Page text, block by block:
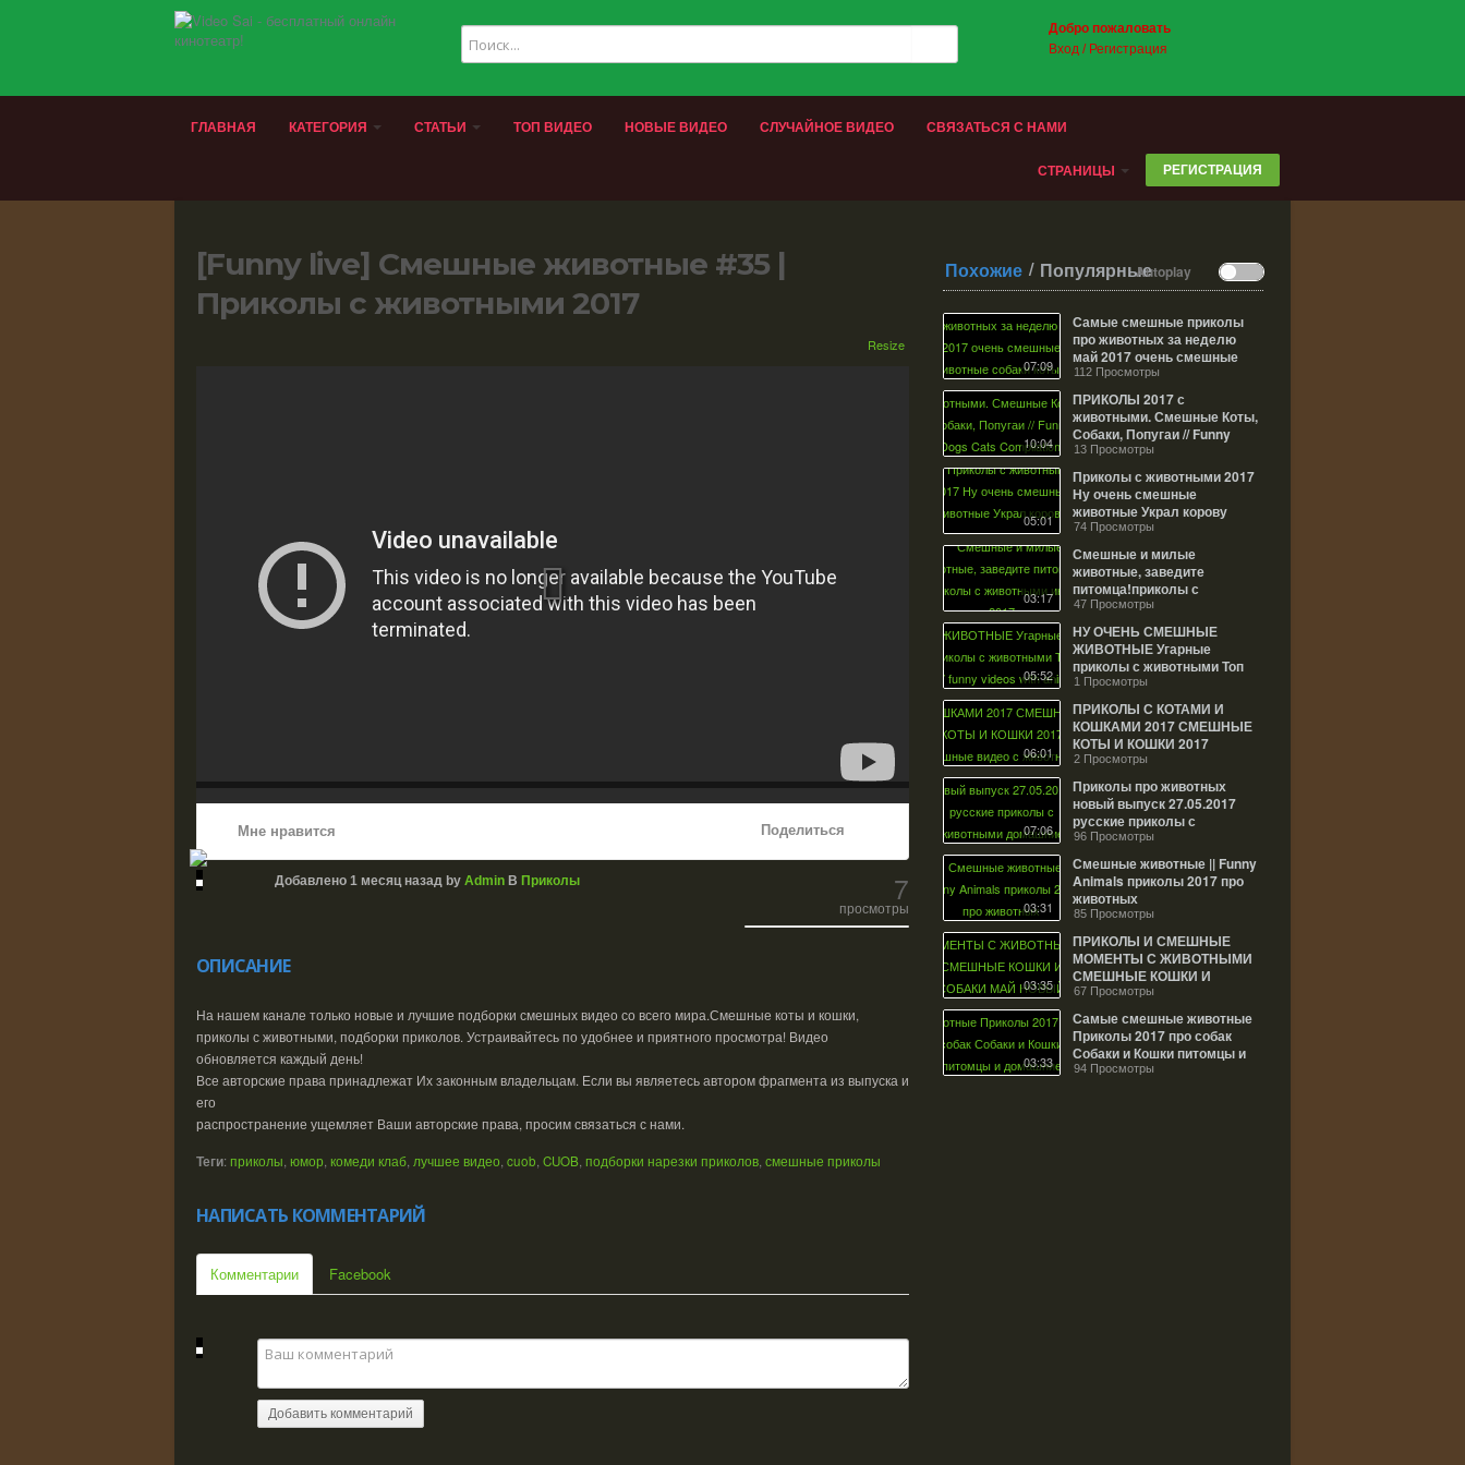
Добро пожаловать
Вход/ Регистрация
ГЛАВНАЯ КАТЕГОРИЯ СТАТЬИ ТОП ВИДЕО НОВЫЕ ВИДЕО СЛУЧАЙНОЕ ВИДЕО СВЯЗАТЬСЯ С НАМИ
СТРАНИЦЫ РЕГИСТРАЦИЯ
[Funny live] Смешные животные #35 |
Приколы с животными 2017
Resize
Мне нравится Поделиться
Добавлено 1 месяц назадby AdminВ Приколы 7
просмотры
ОПИСАНИЕ
На нашем канале только новые и лучшие подборки смешных видео со всего мира.Смешные коты и кошки,
приколы с животными, подборки приколов. Устраивайтесь по удобнее и приятного просмотра! Видео
обновляется каждый день!
Все авторские права принадлежат Их законным владельцам. Если вы являетесь автором фрагмента из выпуска и
его
распространение ущемляет Ваши авторские права, просим связаться с нами.
Теги: приколы юмор комеди клаб лучшее видео cuob CUOB подборки нарезки приколов смешные приколы
НАПИСАТЬ КОММЕНТАРИЙ
Комментарии Facebook
Добавить комментарий
Autoplay
Похожие / Популярные
07:09
Самые смешные приколы
про животных за неделю
май 2017 очень смешные
животные собаки коты и
кошки
112 Просмотры
10:04
ПРИКОЛЫ 2017 с
животными. Смешные Коты,
Собаки, Попугаи // Funny
Dogs Cats Compilation.
Февраль №20
13 Просмотры
05:01
Приколы с животными 2017
Ну очень смешные
животные Украл корову
Новые видео приколы июль
74 Просмотры
03:17
Смешные и милые
животные, заведите
питомца!приколы с
животными июль 2017
47 Просмотры
05:52
НУ ОЧЕНЬ СМЕШНЫЕ
ЖИВОТНЫЕ Угарные
приколы с животными Топ
2017 funny videos with
animals cute pets
1 Просмотры
06:01
ПРИКОЛЫ С КОТАМИ И
КОШКАМИ 2017 СМЕШНЫЕ
КОТЫ И КОШКИ 2017
Смешные видео с
животными #55
2 Просмотры
07:06
Приколы про животных
новый выпуск 27.05.2017
русские приколы с
животными домашние
животные
96 Просмотры
03:31
Смешные животные || Funny
Animals приколы 2017 про
животных
85 Просмотры
03:35
ПРИКОЛЫ И СМЕШНЫЕ
МОМЕНТЫ С ЖИВОТНЫМИ
СМЕШНЫЕ КОШКИ И
СОБАКИ МАЙ НОВЫЙ
ВЫПУСК 22.05.2017
67 Просмотры
03:33
Самые смешные животные
Приколы 2017 про собак
Собаки и Кошки питомцы и
домашние животные cute
94 Просмотры